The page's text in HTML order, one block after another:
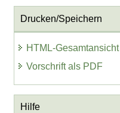
Drucken/Speichern
HTML-Gesamtansicht
Vorschrift als PDF
Hilfe